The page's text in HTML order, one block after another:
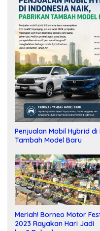
Penjualan Mobil Hybrid
Tambah Model Baru
Meriah! Borneo Motor
2023 Rayakan Hari Jadi